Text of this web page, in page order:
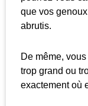
que vos
abrutis.
De même,
trop grand ou
exactement où